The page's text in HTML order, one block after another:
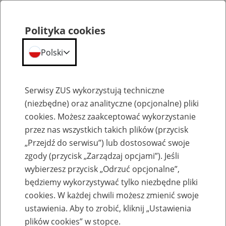
Emerytury
Baza zlikwidowanych lub
przekształconych zakładów pracy
Polityka cookies
Polski
Serwisy ZUS wykorzystują techniczne
(niezbędne) oraz analityczne (opcjonalne) pliki
cookies. Możesz zaakceptować wykorzystanie
przez nas wszystkich takich plików (przycisk
„Przejdź do serwisu”) lub dostosować swoje
zgody (przycisk „Zarządzaj opcjami”). Jeśli
wybierzesz przycisk „Odrzuć opcjonalne”,
będziemy wykorzystywać tylko niezbędne pliki
cookies. W każdej chwili możesz zmienić swoje
ustawienia. Aby to zrobić, kliknij „Ustawienia
plików cookies” w stopce.